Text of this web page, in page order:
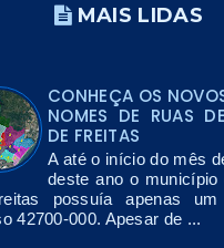
MAIS LIDAS
CONHEÇA OS
NOMES DE RUAS
DE FREITAS
A até o início do mês
deste ano o município
possuía apenas
42700-000. Apesar de ...